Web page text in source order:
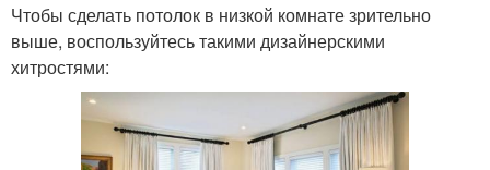
Чтобы сделать потолок в низкой комнате зрительно
выше, воспользуйтесь такими дизайнерскими
хитростями: